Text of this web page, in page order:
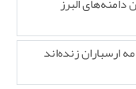
ارسباران زنده‌اند